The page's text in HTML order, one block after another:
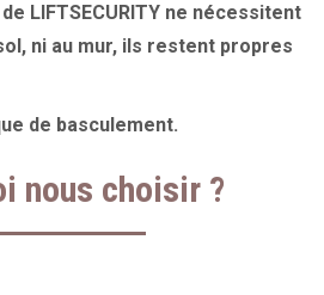
LIFTSECURITY ne nécessitent
ni au mur, ils restent propres
de basculement.
nous choisir ?